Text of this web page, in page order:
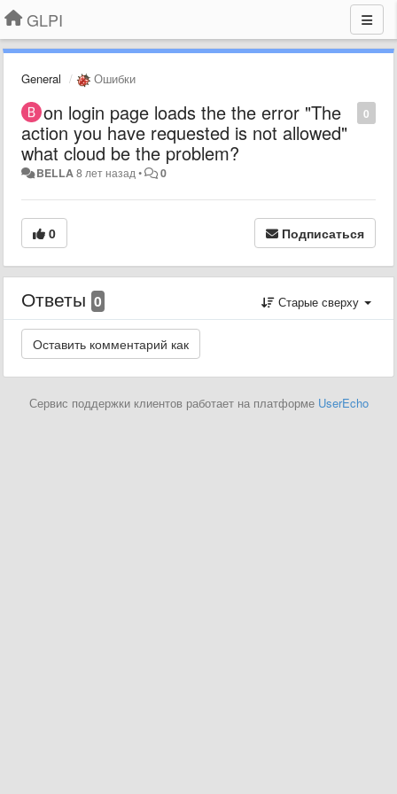
GLPI
General Ошибки
0
on login page loads the the error "The
action you have requested is not allowed"
what cloud be the problem?
BELLA 8 лет назад • 0
0 Подписаться
Ответы 0 Старые сверху
Сервис поддержки клиентов работает на платформе UserEcho